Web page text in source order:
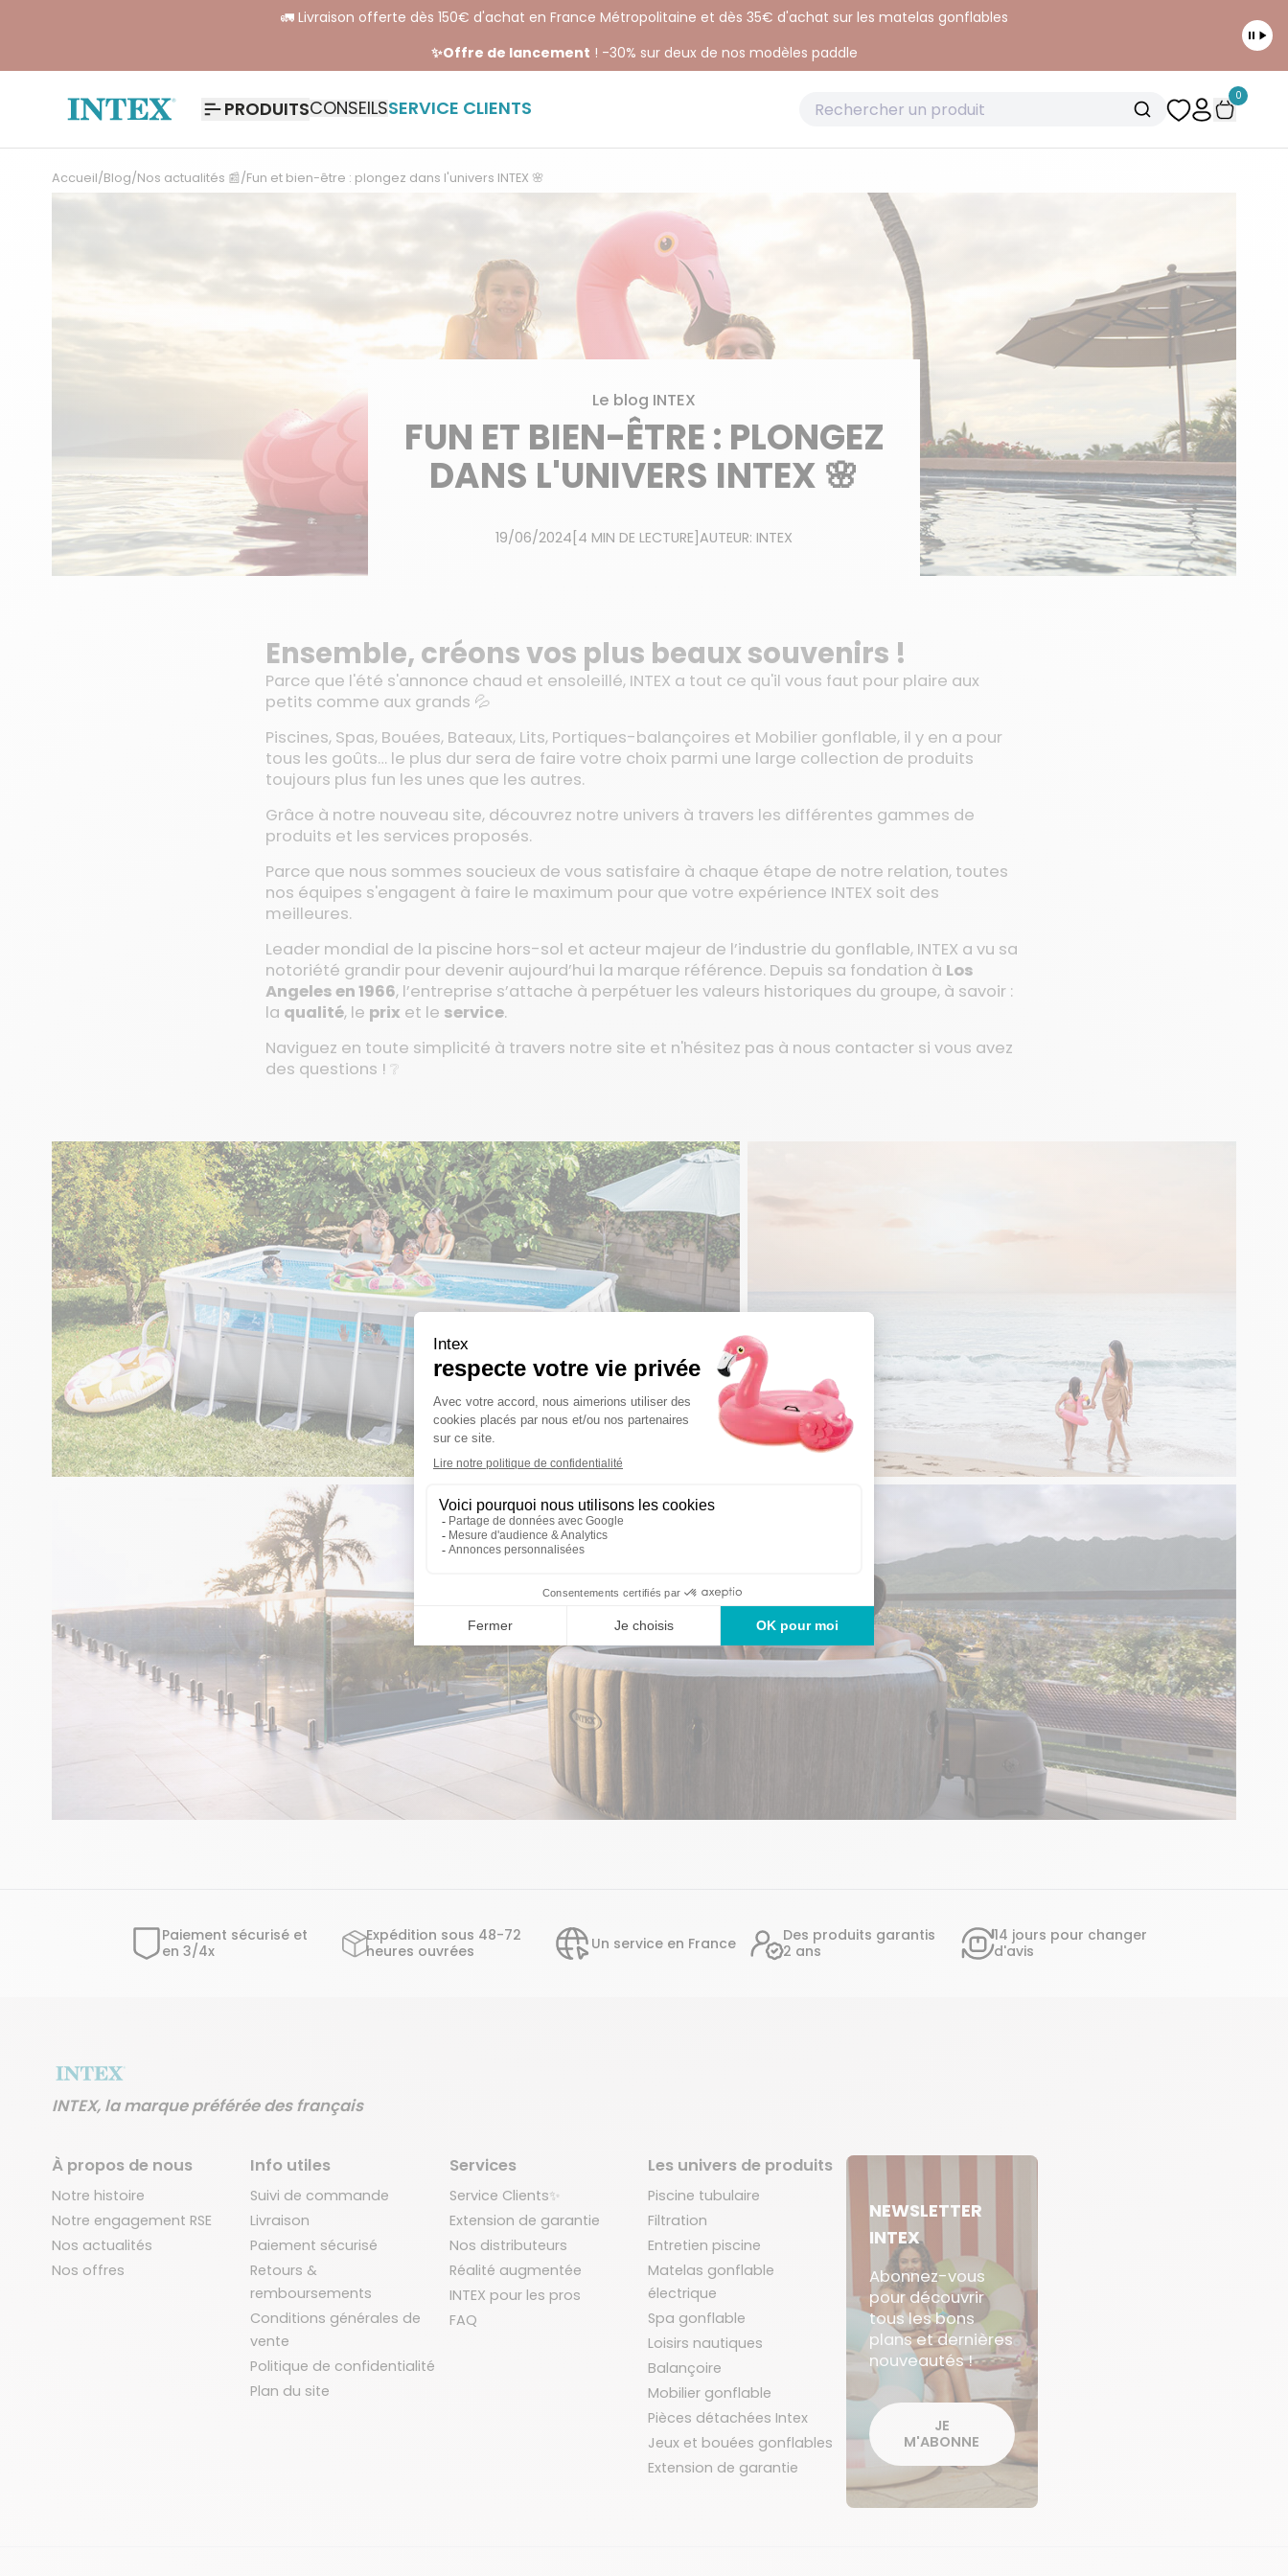
🚛 Livraison offerte dès 150€ d'achat en France Métropolitaine et dès 35€ d'achat sur les matelas gonflables
✨Offre de lancement ! -30% sur deux de nos modèles paddle
PRODUITSCONSEILSSERVICE CLIENTS
0
Accueil/Blog/Nos actualités 📰/Fun et bien-être : plongez dans l'univers INTEX 🌸
Le blog INTEX
FUN ET BIEN-ÊTRE : PLONGEZ
DANS L'UNIVERS INTEX 🌸
19/06/2024 [4 MIN DE LECTURE] AUTEUR: INTEX
Ensemble, créons vos plus beaux souvenirs !
Parce que l'été s'annonce chaud et ensoleillé, INTEX a tout ce qu'il vous faut pour plaire aux
petits comme aux grands 💦
Piscines, Spas, Bouées, Bateaux, Lits, Portiques-balançoires et Mobilier gonflable, il y en a pour
tous les goûts… le plus dur sera de faire votre choix parmi une large collection de produits
toujours plus fun les unes que les autres.
Grâce à notre nouveau site, découvrez notre univers à travers les différentes gammes de
produits et les services proposés.
Parce que nous sommes soucieux de vous satisfaire à chaque étape de notre relation, toutes
nos équipes s'engagent à faire le maximum pour que votre expérience INTEX soit des
meilleures.
Leader mondial de la piscine hors-sol et acteur majeur de l’industrie du gonflable, INTEX a vu sa
notoriété grandir pour devenir aujourd’hui la marque référence. Depuis sa fondation à Los
Angeles en 1966, l’entreprise s’attache à perpétuer les valeurs historiques du groupe, à savoir :
la qualité, le prix et le service.
Naviguez en toute simplicité à travers notre site et n'hésitez pas à nous contacter si vous avez
des questions ! ❔
Paiement sécurisé et
en 3/4x
Expédition sous 48-72
heures ouvrées
Un service en France
Des produits garantis
2 ans
14 jours pour changer
d'avis
INTEX, la marque préférée des français
À propos de nous
Notre histoire
Notre engagement RSE
Nos actualités
Nos offres
Info utiles
Suivi de commande
Livraison
Paiement sécurisé
Retours &
remboursements
Conditions générales de
vente
Politique de confidentialité
Plan du site
Services
Service Clients✨
Extension de garantie
Nos distributeurs
Réalité augmentée
INTEX pour les pros
FAQ
Les univers de produits
Piscine tubulaire
Filtration
Entretien piscine
Matelas gonflable
électrique
Spa gonflable
Loisirs nautiques
Balançoire
Mobilier gonflable
Pièces détachées Intex
Jeux et bouées gonflables
Extension de garantie
NEWSLETTER
INTEX
Abonnez-vous
pour découvrir
tous les bons
plans et dernières
nouveautés !
JE
M'ABONNE